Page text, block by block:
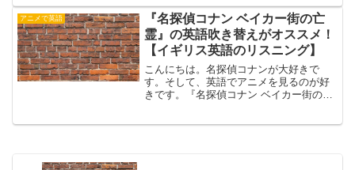
アニメで英語
『名探偵コナン ベイカー街の亡
霊』の英語吹き替えがオススメ！
【イギリス英語のリスニング】
こんにちは。名探偵コナンが大好きで
す。そして、英語でアニメを見るのが好
きです。『名探偵コナン ベイカー街の亡